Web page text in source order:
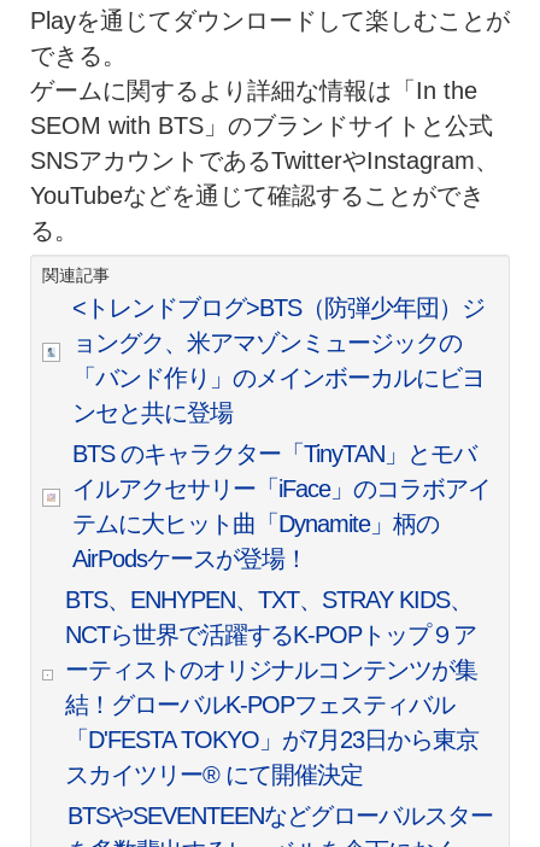
Playを通じてダウンロードして楽しむことが
できる。
ゲームに関するより詳細な情報は「In the
SEOM with BTS」のブランドサイトと公式
SNSアカウントであるTwitterやInstagram、
YouTubeなどを通じて確認することができ
る。
関連記事
<トレンドブログ>BTS（防弾少年団）ジ
ョングク、米アマゾンミュージックの
「バンド作り」のメインボーカルにビヨ
ンセと共に登場
BTS のキャラクター「TinyTAN」とモバ
イルアクセサリー「iFace」のコラボアイ
テムに大ヒット曲「Dynamite」柄の
AirPodsケースが登場！
BTS、ENHYPEN、TXT、STRAY KIDS、
NCTら世界で活躍するK-POPトップ９ア
ーティストのオリジナルコンテンツが集
結！グローバルK-POPフェスティバル
「D'FESTA TOKYO」が7月23日から東京
スカイツリー® にて開催決定
BTSやSEVENTEENなどグローバルスター